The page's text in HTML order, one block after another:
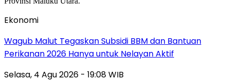
Ekonomi
Wagub Malut Tegaskan Subsidi BBM dan Bantuan
Perikanan 2026 Hanya untuk Nelayan Aktif
Selasa, 4 Agu 2026 - 19:08 WIB